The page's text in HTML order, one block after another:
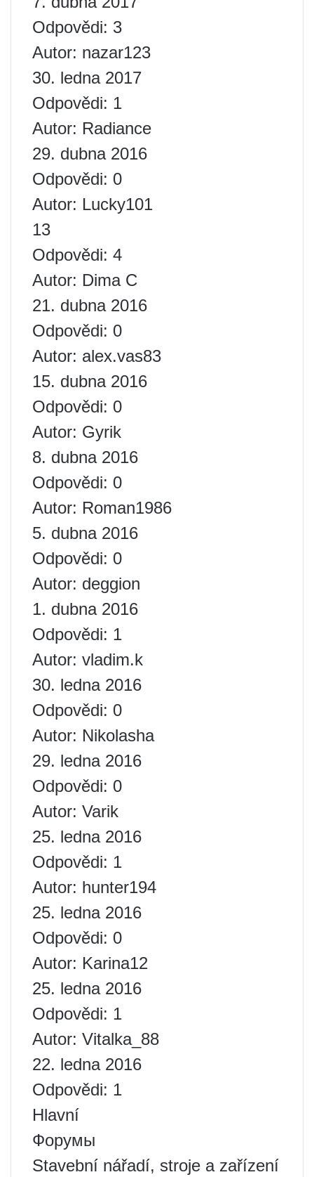
Odpovědi: 3
Autor: nazar123
30. ledna 2017
Odpovědi: 1
Autor: Radiance
29. dubna 2016
Odpovědi: 0
Autor: Lucky101
13
Odpovědi: 4
Autor: Dima C
21. dubna 2016
Odpovědi: 0
Autor: alex.vas83
15. dubna 2016
Odpovědi: 0
Autor: Gyrik
8. dubna 2016
Odpovědi: 0
Autor: Roman1986
5. dubna 2016
Odpovědi: 0
Autor: deggion
1. dubna 2016
Odpovědi: 1
Autor: vladim.k
30. ledna 2016
Odpovědi: 0
Autor: Nikolasha
29. ledna 2016
Odpovědi: 0
Autor: Varik
25. ledna 2016
Odpovědi: 1
Autor: hunter194
25. ledna 2016
Odpovědi: 0
Autor: Karina12
25. ledna 2016
Odpovědi: 1
Autor: Vitalka_88
22. ledna 2016
Odpovědi: 1
Hlavní
Форумы
Stavební nářadí, stroje a zařízení